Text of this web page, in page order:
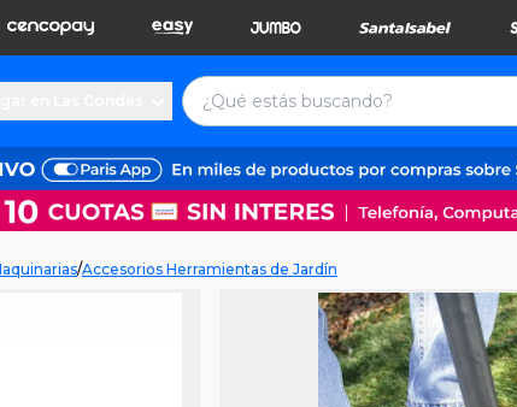
/Accesorios Herramientas de Jardín